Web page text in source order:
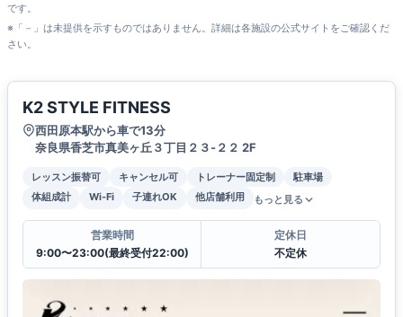
です。
※「－」は未提供を示すものではありません。詳細は各施設の公式サイトをご確認くだ
さい。
K2 STYLE FITNESS
西田原本駅から車で13分
奈良県香芝市真美ヶ丘３丁目２３-２２ 2F
レッスン振替可 キャンセル可 トレーナー固定制
駐車場
体組成計
Wi-Fi 子連れOK 他店舗利用 もっと見る
営業時間
9:00〜23:00(最終受付22:00)
定休日
不定休